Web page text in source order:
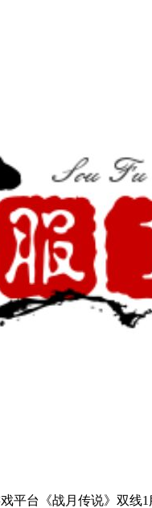
平台《战月传说》双线1